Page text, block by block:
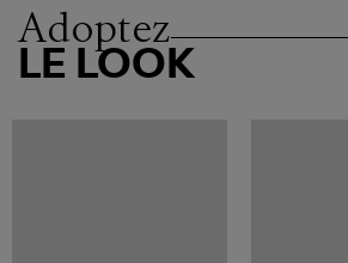
Adoptez
LE LOOK